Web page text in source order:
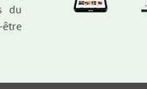
du
être